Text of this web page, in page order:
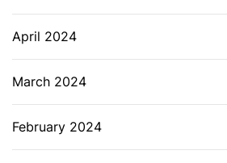
April 2024
March 2024
February 2024